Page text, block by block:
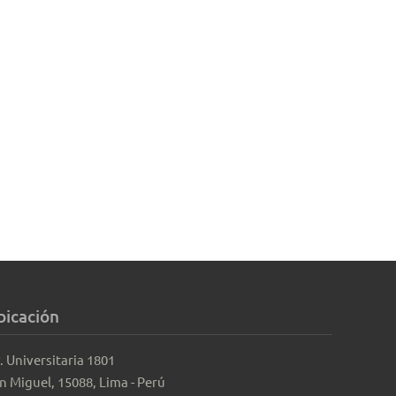
Universitaria 1801
Miguel, 15088, Lima - Perú